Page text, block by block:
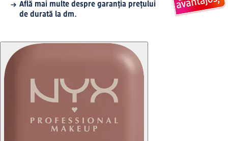
Află mai multe despre garanția prețului
de durată la dm.